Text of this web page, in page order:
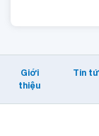
Giới
thiệu
Tin